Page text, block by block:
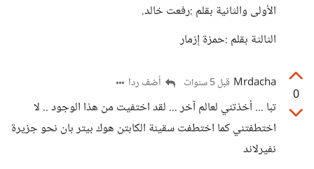
الأولى والثانية بقلم :رفعت خالد.
الثالثة بقلم :حمزة إزمار
0
Mrdacha قبل 5 سنوات أضف ردا
تبا ... أخذتني لعالم آخر ... لقد اختفيت من هذا الوجود .. لا
اختطفتني كما اختطفت سقينة الكابتن هوك بيتر بان نحو جزيرة
نفيرلاند